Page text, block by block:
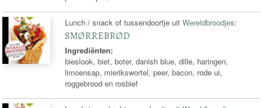
Lunch / snack of tussendoortje uitWereldbroodjes:
SMØRREBRØD
Ingrediënten:
bieslook, biet, boter, danish blue, dille, haringen,
limoensap, mierikswortel, peer, bacon, rode ui,
roggebrood en rosbief